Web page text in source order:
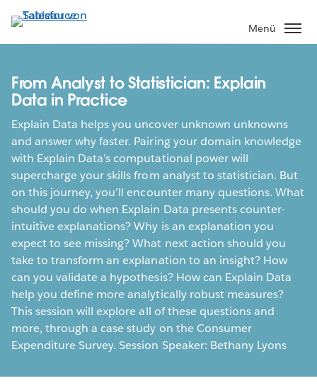
Direkt
zum
Inhalt
Menü
From Analyst to Statistician: Explain
Data in Practice
Explain Data helps you uncover unknown unknowns
and answer why faster. Pairing your domain knowledge
with Explain Data’s computational power will
supercharge your skills from analyst to statistician. But
on this journey, you’ll encounter many questions. What
should you do when Explain Data presents counter-
intuitive explanations? Why is an explanation you
expect to see missing? What next action should you
take to transform an explanation to an insight? How
can you validate a hypothesis? How can Explain Data
help you define more analytically robust measures?
This session will explore all of these questions and
more, through a case study on the Consumer
Expenditure Survey. Session Speaker: Bethany Lyons